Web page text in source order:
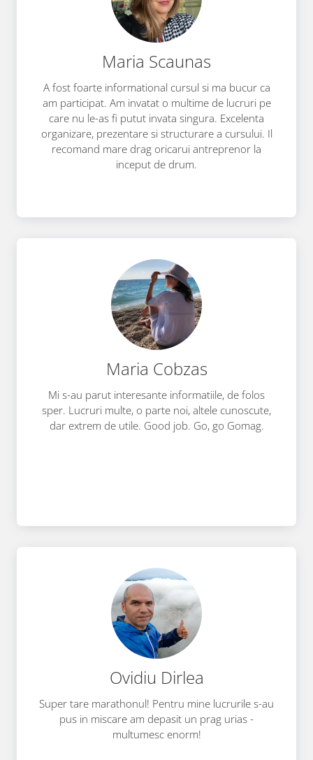
Maria Scaunas
A fost foarte informational cursul si ma bucur ca
am participat. Am invatat o multime de lucruri pe
care nu le-as fi putut invata singura. Excelenta
organizare, prezentare si structurare a cursului. Il
recomand mare drag oricarui antreprenor la
inceput de drum.
Maria Cobzas
Mi s-au parut interesante informatiile, de folos
sper. Lucruri multe, o parte noi, altele cunoscute,
dar extrem de utile. Good job. Go, go Gomag.
Ovidiu Dirlea
Super tare marathonul! Pentru mine lucrurile s-au
pus in miscare am depasit un prag urias -
multumesc enorm!